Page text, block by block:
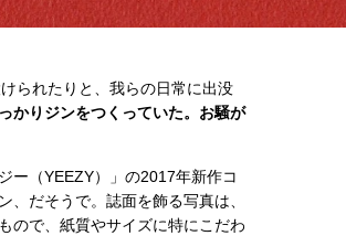
られたりと、我らの日常に出没
かりジンをつくっていた。お騒が
ー（YEEZY）」の2017年新作コ
だそうで。誌面を飾る写真は、
ので、紙質やサイズに特にこだわ